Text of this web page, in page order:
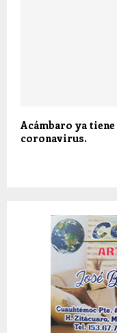
Acámbaro ya
coronavirus.